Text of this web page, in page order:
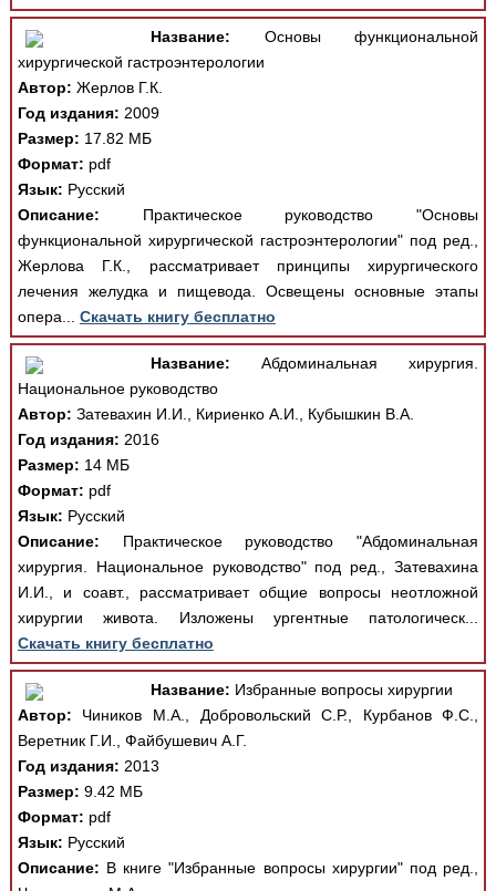
Название: Основы функциональной
хирургической гастроэнтерологии
Автор: Жерлов Г.К.
Год издания: 2009
Размер: 17.82 МБ
Формат: pdf
Язык: Русский
Описание: Практическое руководство "Основы
функциональной хирургической гастроэнтерологии" под ред.,
Жерлова Г.К., рассматривает принципы хирургического
лечения желудка и пищевода. Освещены основные этапы
опера... Скачать книгу бесплатно
Название: Абдоминальная хирургия.
Национальное руководство
Автор: Затевахин И.И., Кириенко А.И., Кубышкин В.А.
Год издания: 2016
Размер: 14 МБ
Формат: pdf
Язык: Русский
Описание: Практическое руководство "Абдоминальная
хирургия. Национальное руководство" под ред., Затевахина
И.И., и соавт., рассматривает общие вопросы неотложной
хирургии живота. Изложены ургентные патологическ...
Скачать книгу бесплатно
Название: Избранные вопросы хирургии
Автор: Чиников М.А., Добровольский С.Р., Курбанов Ф.С.,
Веретник Г.И., Файбушевич А.Г.
Год издания: 2013
Размер: 9.42 МБ
Формат: pdf
Язык: Русский
Описание: В книге "Избранные вопросы хирургии" под ред.,